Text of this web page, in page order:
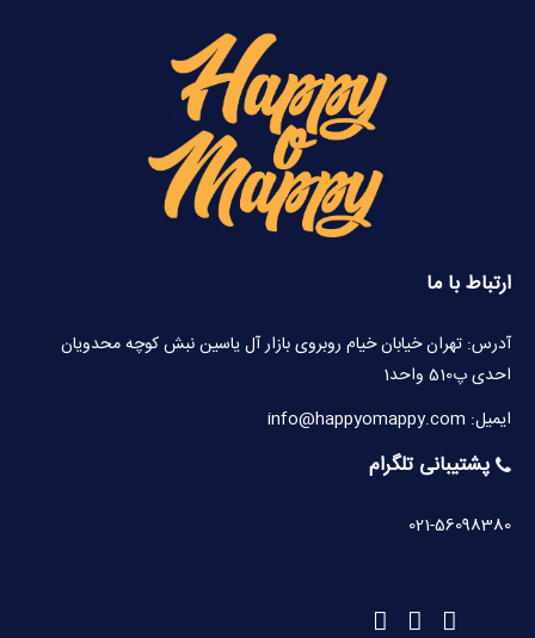
ارتباط با ما
آدرس: تهران خیابان خیام روبروی بازار آل یاسین نبش کوچه محدویان
احدی پ510 واحد1
ایمیل: info@happyomappy.com
پشتیبانی تلگرام
021-56098380